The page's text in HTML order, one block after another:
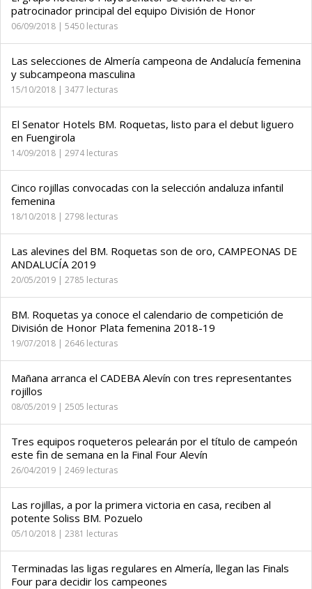
patrocinador principal del equipo División de Honor
06/09/2018 | 5450 lecturas
Las selecciones de Almería campeona de Andalucía femenina
y subcampeona masculina
15/10/2018 | 3477 lecturas
El Senator Hotels BM. Roquetas, listo para el debut liguero
en Fuengirola
14/09/2018 | 2974 lecturas
Cinco rojillas convocadas con la selección andaluza infantil
femenina
18/10/2018 | 2798 lecturas
Las alevines del BM. Roquetas son de oro, CAMPEONAS DE
ANDALUCÍA 2019
20/05/2019 | 2785 lecturas
BM. Roquetas ya conoce el calendario de competición de
División de Honor Plata femenina 2018-19
19/07/2018 | 2646 lecturas
Mañana arranca el CADEBA Alevín con tres representantes
rojillos
08/05/2019 | 2505 lecturas
Tres equipos roqueteros pelearán por el título de campeón
este fin de semana en la Final Four Alevín
26/04/2019 | 2469 lecturas
Las rojillas, a por la primera victoria en casa, reciben al
potente Soliss BM. Pozuelo
05/10/2018 | 2381 lecturas
Terminadas las ligas regulares en Almería, llegan las Finals
Four para decidir los campeones